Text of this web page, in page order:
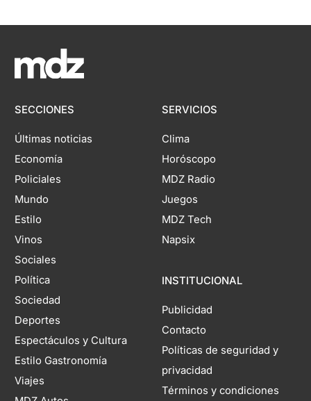
SECCIONES
Últimas noticias
Economía
Policiales
Mundo
Estilo
Vinos
Sociales
Política
Sociedad
Deportes
Espectáculos y Cultura
Estilo Gastronomía
Viajes
SERVICIOS
Clima
Horóscopo
MDZ Radio
Juegos
MDZ Tech
Napsix
INSTITUCIONAL
Publicidad
Contacto
Políticas de seguridad y
privacidad
Términos y condiciones